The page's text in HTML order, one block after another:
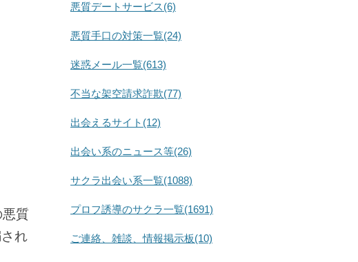
質
れ
悪質デートサービス(6)
悪質手口の対策一覧(24)
迷惑メール一覧(613)
不当な架空請求詐欺(77)
出会えるサイト(12)
出会い系のニュース等(26)
サクラ出会い系一覧(1088)
プロフ誘導のサクラ一覧(1691)
ご連絡、雑談、情報掲示板(10)